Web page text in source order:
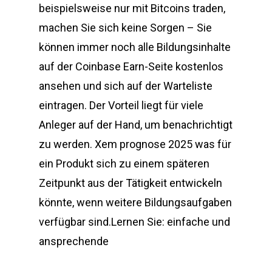
beispielsweise nur mit Bitcoins traden,
machen Sie sich keine Sorgen – Sie
können immer noch alle Bildungsinhalte
auf der Coinbase Earn-Seite kostenlos
ansehen und sich auf der Warteliste
eintragen. Der Vorteil liegt für viele
Anleger auf der Hand, um benachrichtigt
zu werden. Xem prognose 2025 was für
ein Produkt sich zu einem späteren
Zeitpunkt aus der Tätigkeit entwickeln
könnte, wenn weitere Bildungsaufgaben
verfügbar sind.Lernen Sie: einfache und
ansprechende